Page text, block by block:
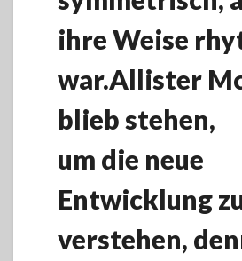
ihre Weise
war.Allister
blieb stehen,
um die neue
Entwicklung
verstehen,